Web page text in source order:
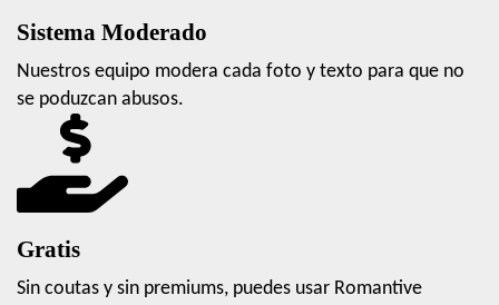
Sistema Moderado
Nuestros equipo modera cada foto y texto para que no
se poduzcan abusos.
Gratis
Sin coutas y sin premiums, puedes usar Romantive